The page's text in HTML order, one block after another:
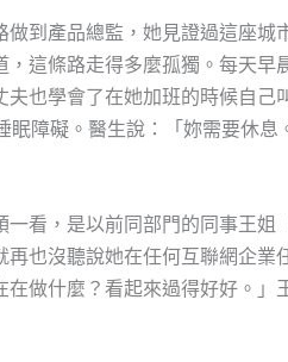
到產品總監，她見證過這座
這條路走得多麼孤獨。每天
也學會了在她加班的時候自
障礙。醫生說：「妳需要休息
看，是以前同部門的同事王
也沒聽說她在任何互聯網企
做什麼？看起來過得好好。